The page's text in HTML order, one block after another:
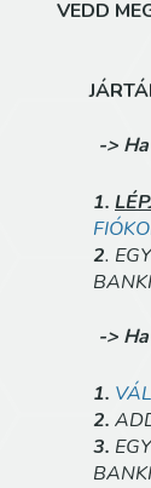
VEDD
->
1.
2.
->
1.
2.
3.